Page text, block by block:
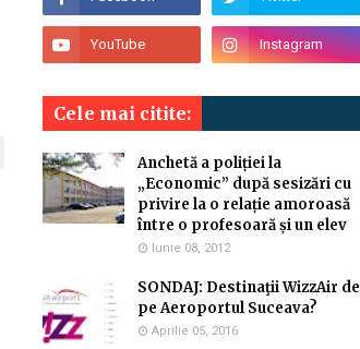
Cele mai citite:
Anchetă a poliției la
„Economic” după sesizări cu
privire la o relație amoroasă
între o profesoară și un elev
Iunie 08, 2012
SONDAJ: Destinaţii WizzAir de
pe Aeroportul Suceava?
Aprilie 05, 2016